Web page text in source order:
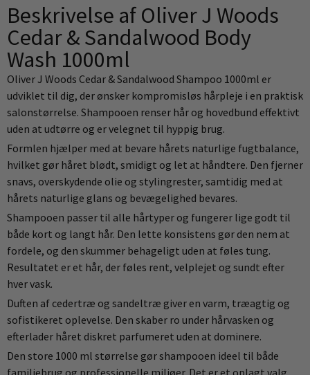
Beskrivelse af Oliver J Woods
Cedar & Sandalwood Body
Wash 1000ml
Oliver J Woods Cedar & Sandalwood Shampoo 1000ml er
udviklet til dig, der ønsker kompromisløs hårpleje i en praktisk
salonstørrelse. Shampooen renser hår og hovedbund effektivt
uden at udtørre og er velegnet til hyppig brug.
Formlen hjælper med at bevare hårets naturlige fugtbalance,
hvilket gør håret blødt, smidigt og let at håndtere. Den fjerner
snavs, overskydende olie og stylingrester, samtidig med at
hårets naturlige glans og bevægelighed bevares.
Shampooen passer til alle hårtyper og fungerer lige godt til
både kort og langt hår. Den lette konsistens gør den nem at
fordele, og den skummer behageligt uden at føles tung.
Resultatet er et hår, der føles rent, velplejet og sundt efter
hver vask.
Duften af cedertræ og sandeltræ giver en varm, træagtig og
sofistikeret oplevelse. Den skaber ro under hårvasken og
efterlader håret diskret parfumeret uden at dominere.
Den store 1000 ml størrelse gør shampooen ideel til både
familiebrug og professionelle miljøer. Det er et oplagt valg